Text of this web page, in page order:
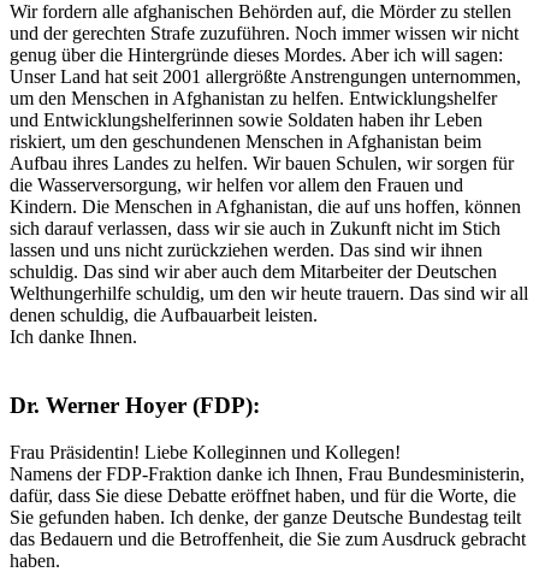
Wir fordern alle afghanischen Behörden auf, die Mörder zu stellen
und der gerechten Strafe zuzuführen. Noch immer wissen wir nicht
genug über die Hintergründe dieses Mordes. Aber ich will sagen:
Unser Land hat seit 2001 allergrößte Anstrengungen unternommen,
um den Menschen in Afghanistan zu helfen. Entwicklungshelfer
und Entwicklungshelferinnen sowie Soldaten haben ihr Leben
riskiert, um den geschundenen Menschen in Afghanistan beim
Aufbau ihres Landes zu helfen. Wir bauen Schulen, wir sorgen für
die Wasserversorgung, wir helfen vor allem den Frauen und
Kindern. Die Menschen in Afghanistan, die auf uns hoffen, können
sich darauf verlassen, dass wir sie auch in Zukunft nicht im Stich
lassen und uns nicht zurückziehen werden. Das sind wir ihnen
schuldig. Das sind wir aber auch dem Mitarbeiter der Deutschen
Welthungerhilfe schuldig, um den wir heute trauern. Das sind wir all
denen schuldig, die Aufbauarbeit leisten.
Ich danke Ihnen.
Dr. Werner Hoyer (FDP):
Frau Präsidentin! Liebe Kolleginnen und Kollegen!
Namens der FDP-Fraktion danke ich Ihnen, Frau Bundesministerin,
dafür, dass Sie diese Debatte eröffnet haben, und für die Worte, die
Sie gefunden haben. Ich denke, der ganze Deutsche Bundestag teilt
das Bedauern und die Betroffenheit, die Sie zum Ausdruck gebracht
haben.